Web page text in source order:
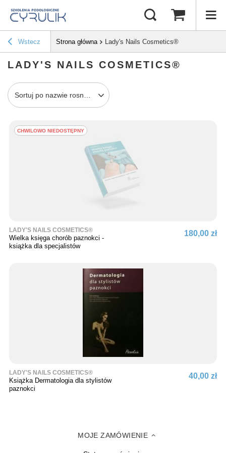
Wstecz Strona główna Lady's Nails Cosmetics®
LADY'S NAILS COSMETICS®
Sortuj po nazwie rosnąco
CHWILOWO NIEDOSTĘPNY
LADY'S NAILS COSMETICS®
Wielka księga chorób paznokci -
książka dla specjalistów
180,00 zł
LADY'S NAILS COSMETICS®
Książka Dermatologia dla stylistów
paznokci
40,00 zł
MOJE ZAMÓWIENIE